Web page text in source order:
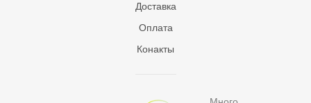
Доставка
Оплата
Конакты